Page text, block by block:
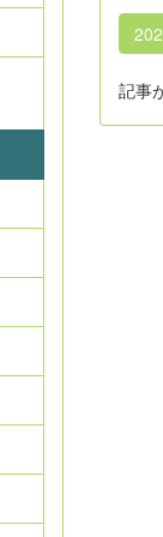
記事